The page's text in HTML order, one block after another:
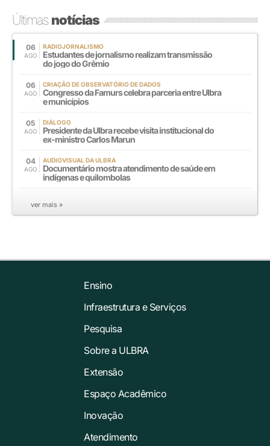
Últimasnotícias
06
AGO
RADIOJORNALISMO
Estudantes de jornalismo realizam transmissão
do jogo do Grêmio
06
AGO
CRIAÇÃO DE OBSERVATÓRIO DE DADOS
Congresso da Famurs celebra parceria entre Ulbra
e municípios
05
AGO
DIÁLOGO
Presidente da Ulbra recebe visita institucional do
ex-ministro Carlos Marun
04
AGO
AUDIOVISUAL DA ULBRA
Documentário mostra atendimento de saúde em
indígenas e quilombolas
ver mais »
Ensino
Infraestrutura e Serviços
Pesquisa
Sobre a ULBRA
Extensão
Espaço Acadêmico
Inovação
Atendimento